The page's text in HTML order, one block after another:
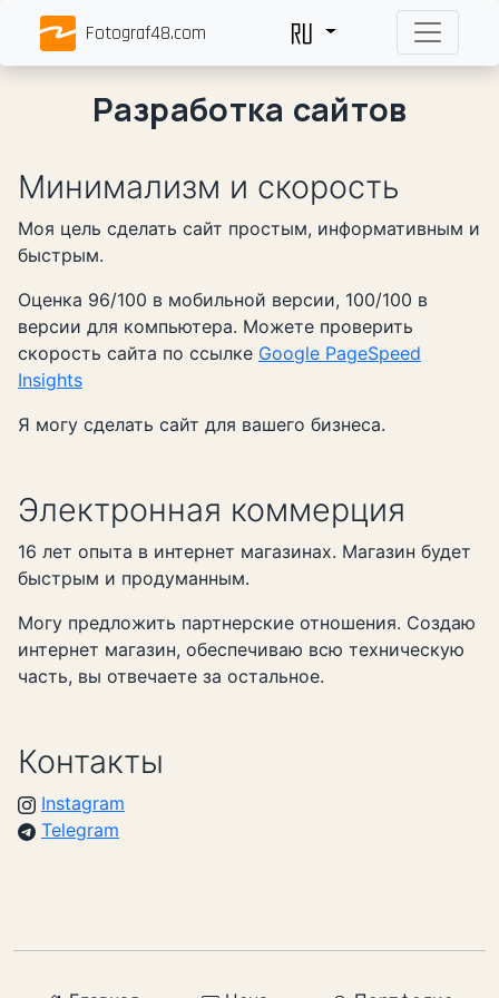
Fotograf48.com
Разработка сайтов
Минимализм и скорость
Моя цель сделать сайт простым, информативным и
быстрым.
Оценка 96/100 в мобильной версии, 100/100 в
версии для компьютера. Можете проверить
скорость сайта по ссылке Google PageSpeed
Insights
Я могу сделать сайт для вашего бизнеса.
Электронная коммерция
16 лет опыта в интернет магазинах. Магазин будет
быстрым и продуманным.
Могу предложить партнерские отношения. Создаю
интернет магазин, обеспечиваю всю техническую
часть, вы отвечаете за остальное.
Контакты
Instagram
Telegram